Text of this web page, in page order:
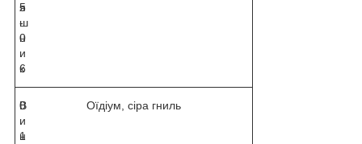
я
ш
н
и
к
5
-
0
.
6
В
и
н
0
.
1
Оїдіум, сіра гниль